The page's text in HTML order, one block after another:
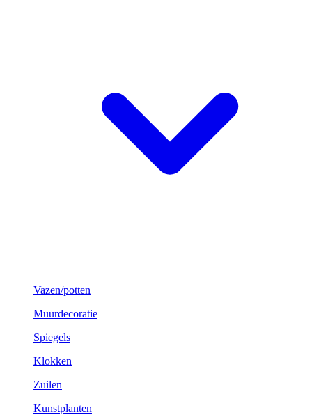
Vazen/potten
Muurdecoratie
Spiegels
Klokken
Zuilen
Kunstplanten